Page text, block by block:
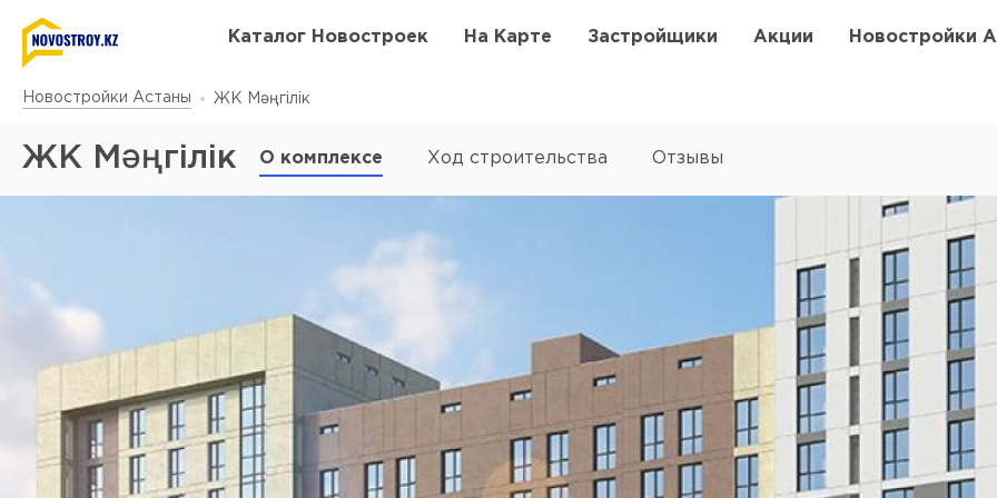
Каталог Новостроек На Карте Застройщики Акции Новостройки
Новостройки Астаны ЖК Мәңгілік
ЖК Мәңгілік О комплексе Ход строительства Отзывы